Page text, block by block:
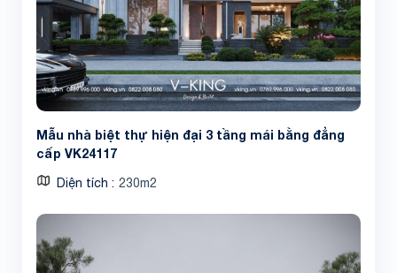
Mẫu nhà biệt thự hiện đại 3 tầng mái bằng đẳng
cấp VK24117
Diện tích 230m2